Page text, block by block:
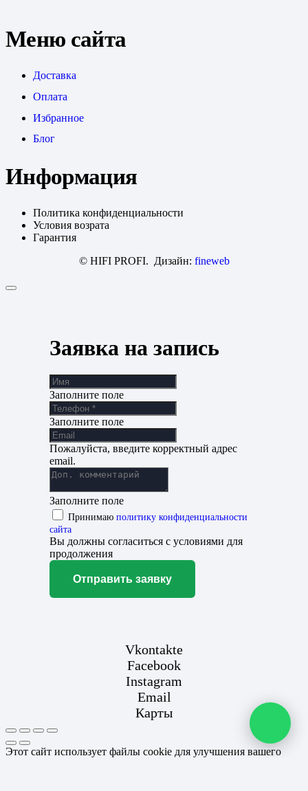
Меню сайта
Доставка
Оплата
Избранное
Блог
Информация
Политика конфиденциальности
Условия возрата
Гарантия
© HIFI PROFI. Дизайн: fineweb
Заявка на запись
Заполните поле
Заполните поле
Пожалуйста, введите корректный адрес
email.
Заполните поле
Принимаю политику конфиденциальности
сайта
Вы должны согласиться с условиями для
продолжения
Отправить заявку
Vkontakte
Facebook
Instagram
Email
Карты
Этот сайт использует файлы cookie для улучшения вашего